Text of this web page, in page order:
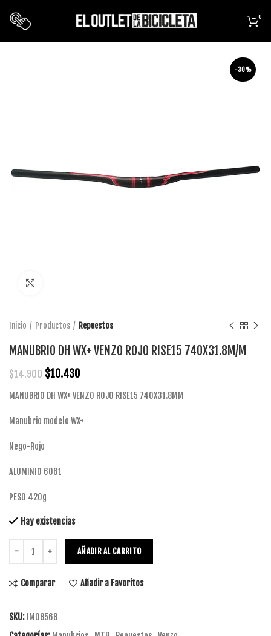
0
-30%
Inicio Productos Repuestos
MANUBRIO DH WX+ VENZO ROJO RISE15 740X31.8M/M
$14.900 $10.430
MANUBRIO DH WX+ VENZO ROJO RISE15 740X31.8MM
Manubrio modelo WX+
Nego-Rojo
ALUMINIO 6061
PESO 420g
Hay existencias
AÑADIR AL CARRITO
Comparar Añadir a Favoritos
SKU: IM08568